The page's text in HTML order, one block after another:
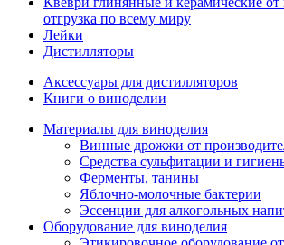
отгрузка по всему миру
Лейки
Дистилляторы
Аксессуары для дистилляторов
Книги о виноделии
Материалы для виноделия
Винные дрожжи от
Средства сульфитации и
Ферменты, танины
Яблочно-молочные бактерии
Эссенции для алкогольных
Оборудование для виноделия